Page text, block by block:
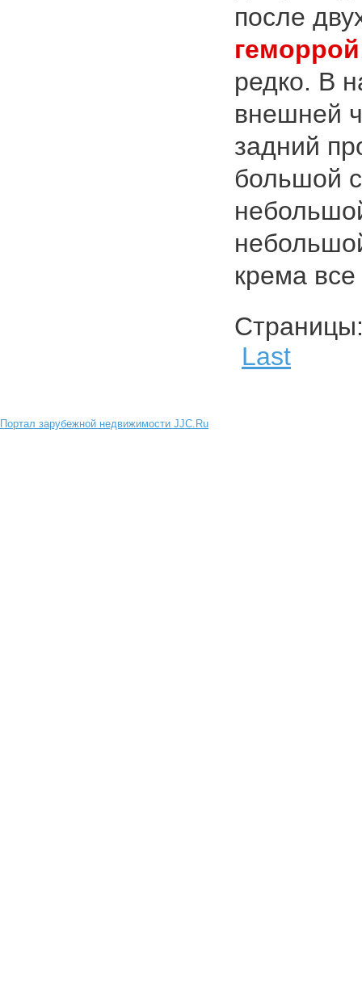
после
геморрой
редко. В
внешней
задний
большой
крема
Last
Портал зарубежной недвижимости JJC.Ru